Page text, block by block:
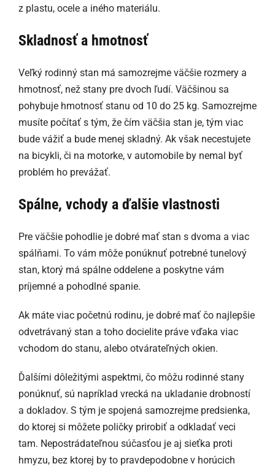
z plastu, ocele a iného materiálu.
Skladnosť a hmotnosť
Veľký rodinný stan má samozrejme väčšie rozmery a
hmotnosť, než stany pre dvoch ľudí. Väčšinou sa
pohybuje hmotnosť stanu od 10 do 25 kg. Samozrejme
musíte počítať s tým, že čím väčšia stan je, tým viac
bude vážiť a bude menej skladný. Ak však necestujete
na bicykli, či na motorke, v automobile by nemal byť
problém ho prevážať.
Spálne, vchody a ďalšie vlastnosti
Pre väčšie pohodlie je dobré mať stan s dvoma a viac
spálňami. To vám môže ponúknuť potrebné tunelový
stan, ktorý má spálne oddelene a poskytne vám
príjemné a pohodlné spanie.
Ak máte viac početnú rodinu, je dobré mať čo najlepšie
odvetrávaný stan a toho docielite práve vďaka viac
vchodom do stanu, alebo otvárateľných okien.
Ďalšími dôležitými aspektmi, čo môžu rodinné stany
ponúknuť, sú napríklad vrecká na ukladanie drobností
a dokladov. S tým je spojená samozrejme predsienka,
do ktorej si môžete poličky prirobiť a odkladať veci
tam. Nepostrádateľnou súčasťou je aj sieťka proti
hmyzu, bez ktorej by to pravdepodobne v horúcich